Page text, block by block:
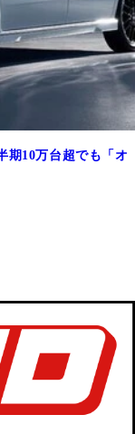
10万台超でも「オ